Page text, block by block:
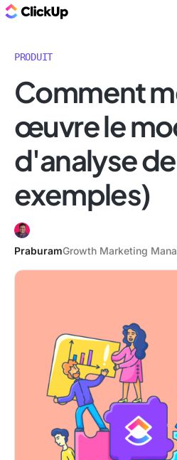
PRODUIT
Comment
œuvre le
d'analyse
exemples)
PraburamGrowth Marketing